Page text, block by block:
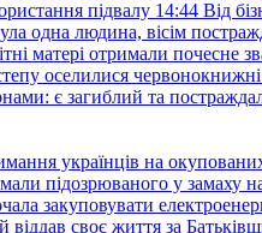
підвалу 14:44 Від
одна людина, вісім
матері отримали почесне
оселилися червонокнижні
є загиблий та
українців на
підозрюваного у замаху
закуповувати
своє життя за